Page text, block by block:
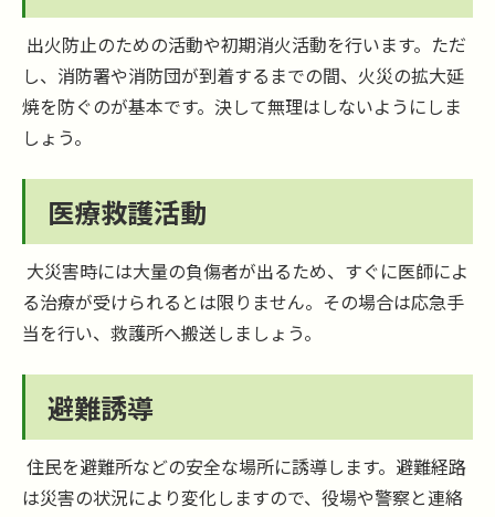
出火防止のための活動や初期消火活動を行います。ただ
し、消防署や消防団が到着するまでの間、火災の拡大延
焼を防ぐのが基本です。決して無理はしないようにしま
しょう。
医療救護活動
大災害時には大量の負傷者が出るため、すぐに医師によ
る治療が受けられるとは限りません。その場合は応急手
当を行い、救護所へ搬送しましょう。
避難誘導
住民を避難所などの安全な場所に誘導します。避難経路
は災害の状況により変化しますので、役場や警察と連絡